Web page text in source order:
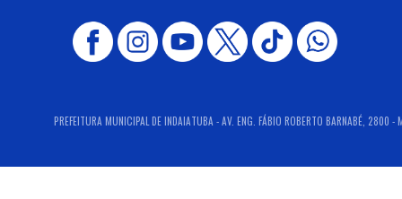
PREFEITURA MUNICIPAL DE INDAIATUBA - AV. ENG. FÁBIO ROBERTO BARNABÉ, 2800